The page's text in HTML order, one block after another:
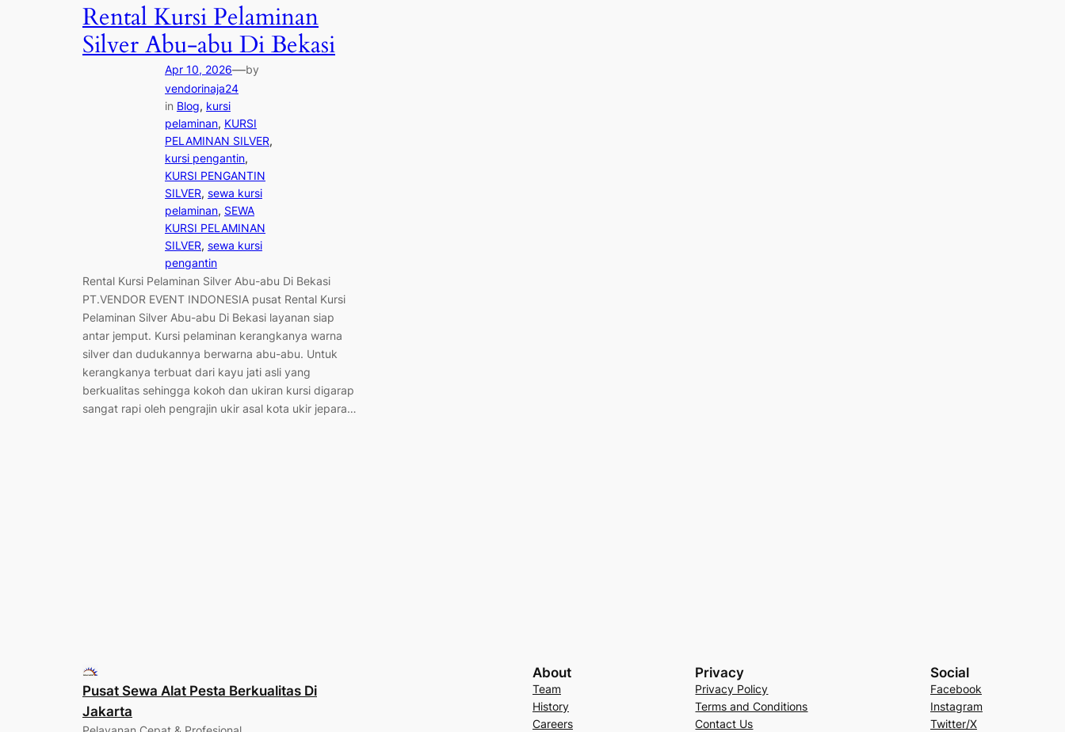
Rental Kursi Pelaminan
Silver Abu-abu Di Bekasi
Apr 10, 2026—by
vendorinaja24
in Blog, kursi
pelaminan, KURSI
PELAMINAN SILVER
kursi pengantin
KURSI PENGANTIN
SILVER, sewa kursi
pelaminan, SEWA
KURSI PELAMINAN
SILVER, sewa kursi
pengantin
Rental Kursi Pelaminan Silver Abu-abu Di Bekasi
PT.VENDOR EVENT INDONESIA pusat Rental Kursi
Pelaminan Silver Abu-abu Di Bekasi layanan siap
antar jemput. Kursi pelaminan kerangkanya warna
silver dan dudukannya berwarna abu-abu. Untuk
kerangkanya terbuat dari kayu jati asli yang
berkualitas sehingga kokoh dan ukiran kursi digarap
sangat rapi oleh pengrajin ukir asal kota ukir jepara…
Pusat Sewa Alat Pesta Berkualitas Di
Jakarta
About
Team
History
Careers
Privacy
Privacy Policy
Terms and Conditions
Contact Us
Social
Facebook
Instagram
Twitter/X